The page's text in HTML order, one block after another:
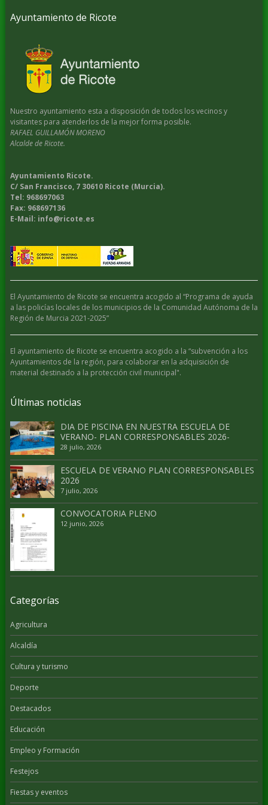
Ayuntamiento de Ricote
Nuestro ayuntamiento esta a disposición de todos los vecinos y
visitantes para atenderlos de la mejor forma posible.
RAFAEL GUILLAMÓN MORENO
Alcalde de Ricote.
Ayuntamiento Ricote.
C/ San Francisco, 7 30610 Ricote (Murcia).
Tel: 968697063
Fax: 968697136
E-Mail: info@ricote.es
El Ayuntamiento de Ricote se encuentra acogido al “Programa de ayuda
a las policías locales de los municipios de la Comunidad Autónoma de la
Región de Murcia 2021-2025”
El ayuntamiento de Ricote se encuentra acogido a la “subvención a los
Ayuntamientos de la región, para colaborar en la adquisición de
material destinado a la protección civil municipal".
Últimas noticias
DIA DE PISCINA EN NUESTRA ESCUELA DE
VERANO- PLAN CORRESPONSABLES 2026-
28 julio, 2026
ESCUELA DE VERANO PLAN CORRESPONSABLES
2026
7 julio, 2026
CONVOCATORIA PLENO
12 junio, 2026
Categorías
Agricultura
Alcaldía
Cultura y turismo
Deporte
Destacados
Educación
Empleo y Formación
Festejos
Fiestas y eventos